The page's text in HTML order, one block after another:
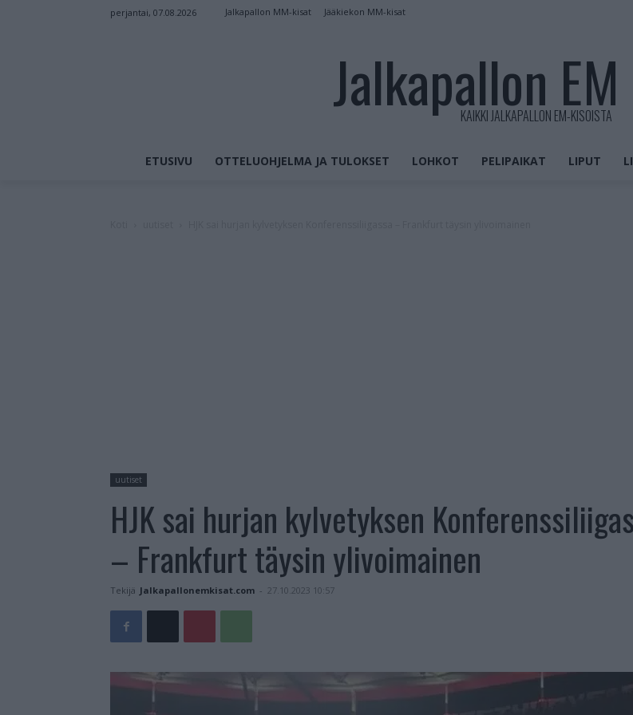
perjantai, 07.08.2026 Jalkapallon MM-kisat Jääkiekon MM-kisat
Jalkapallon
KAIKKI JALKAPALLON EM-KISOISTA
ETUSIVU OTTELUOHJELMA JA TULOKSET LOHKOT PELIPAIKAT LIPUT
uutiset
HJK sai hurjan kylvetyksen
– Frankfurt täysin ylivoimainen
Tekijä Jalkapallonemkisat.com - 27.10.2023 10:57